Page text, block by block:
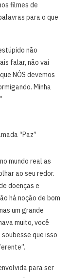
filmes de
para o que
não
falar, não vai
NÓS devemos
Minha
“Paz”
mundo real as
ao seu redor.
doenças e
há noção de bom
um grande
muito, você
que isso
para ser